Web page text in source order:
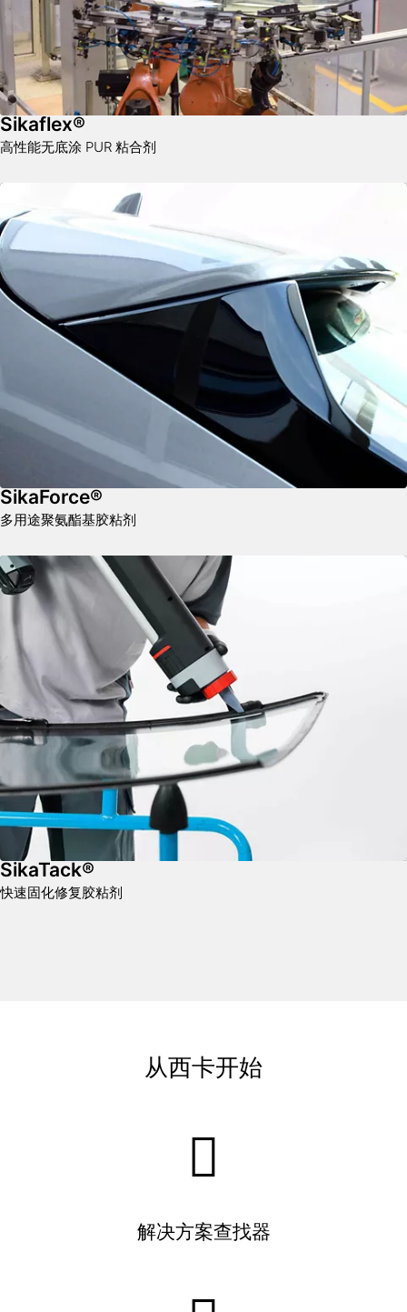
Sikaflex®
高性能无底涂 PUR 粘合剂
SikaForce®
多用途聚氨酯基胶粘剂
SikaTack®
快速固化修复胶粘剂
从西卡开始
解决方案查找器